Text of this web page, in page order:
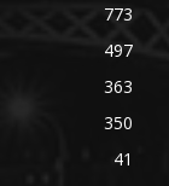
773
497
363
350
41